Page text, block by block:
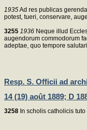
1935Ad res publicas
potest, tueri, conservare,
3255 1936 Neque illud
augendorum commodorum
adeptae, quo tempore
Resp. S. Officii ad
14 (19) août 1889; D
3258 In scholis catholicis